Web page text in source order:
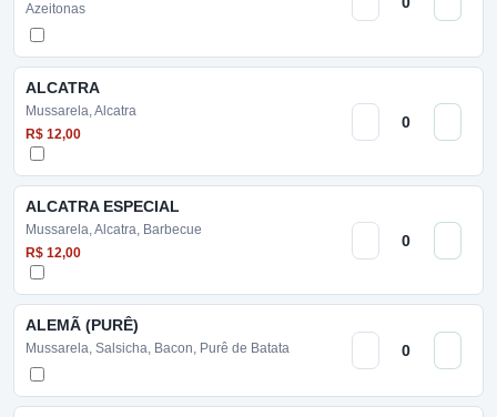
Azeitonas
ALCATRA
Mussarela, Alcatra
R$ 12,00
ALCATRA ESPECIAL
Mussarela, Alcatra, Barbecue
R$ 12,00
ALEMÃ (PURÊ)
Mussarela, Salsicha, Bacon, Purê de Batata